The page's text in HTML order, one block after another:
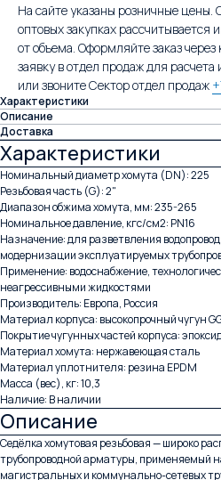
На сайте указаны розничные цены.
оптовых закупках рассчитывается
от объема. Оформляйте заказ
заявку в отдел продаж для
или звоните Сектор отдел продаж
Характеристики
Описание
Доставка
Характеристики
Номинальный диаметр хомута (DN): 225
Резьбовая часть (G): 2"
Диапазон обжима хомута, мм: 235-265
Номинальное давление, кгс/см2: PN16
Назначение: для разветвления
модернизации эксплуатируемых
Применение: водоснабжение,
неагрессивными жидкостями
Производитель: Европа, Россия
Материал корпуса: высокопрочный чугун
Покрытие чугунных частей корпуса:
Материал хомута: нержавеющая сталь
Материал уплотнителя: резина EPDM
Масса (вес), кг: 10,3
Наличие: В наличии
Описание
Седёлка хомутовая резьбовая — широко
трубопроводной арматуры, применяемый
магистральных и коммунально-сетевых